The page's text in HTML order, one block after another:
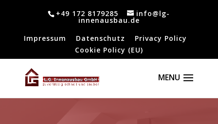
+49 172 8179285 info@lg-
innenausbau.de
Impressum
Datenschutz
Privacy Policy
Cookie Policy (EU)